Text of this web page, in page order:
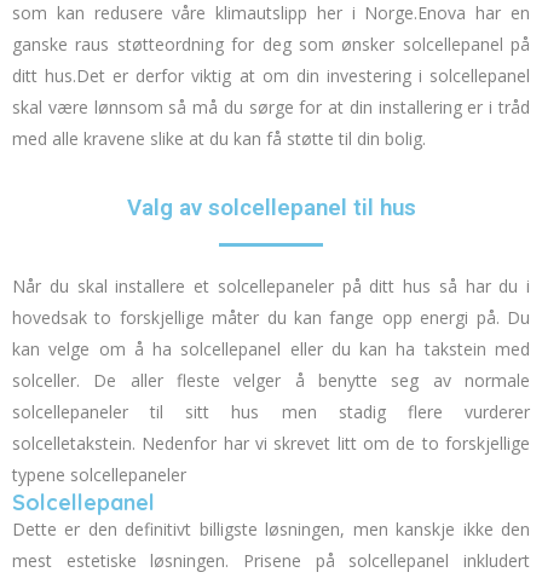
som kan redusere våre klimautslipp her i Norge.Enova har en
ganske raus støtteordning for deg som ønsker solcellepanel på
ditt hus.Det er derfor viktig at om din investering i solcellepanel
skal være lønnsom så må du sørge for at din installering er i tråd
med alle kravene slike at du kan få støtte til din bolig.
Valg av solcellepanel til hus
Når du skal installere et solcellepaneler på ditt hus så har du i
hovedsak to forskjellige måter du kan fange opp energi på. Du
kan velge om å ha solcellepanel eller du kan ha takstein med
solceller. De aller fleste velger å benytte seg av normale
solcellepaneler til sitt hus men stadig flere vurderer
solcelletakstein. Nedenfor har vi skrevet litt om de to forskjellige
typene solcellepaneler
Solcellepanel
Dette er den definitivt billigste løsningen, men kanskje ikke den
mest estetiske løsningen. Prisene på solcellepanel inkludert